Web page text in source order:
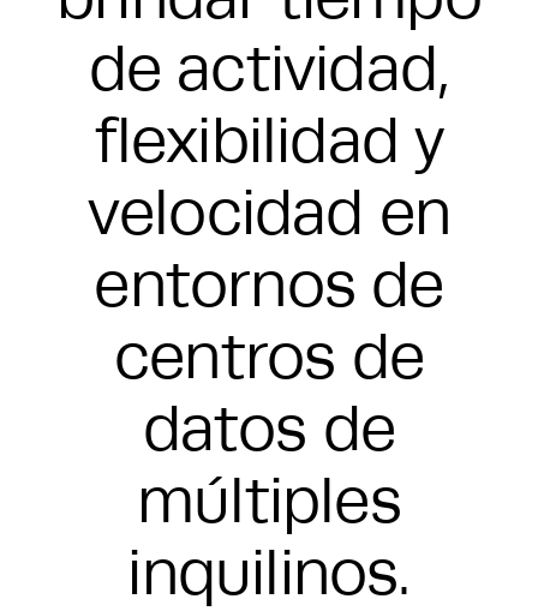
de actividad,
flexibilidad y
velocidad en
entornos de
centros de
datos de
múltiples
inquilinos.